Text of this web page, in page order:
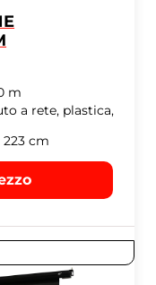
m
a rete, plastica,
cm